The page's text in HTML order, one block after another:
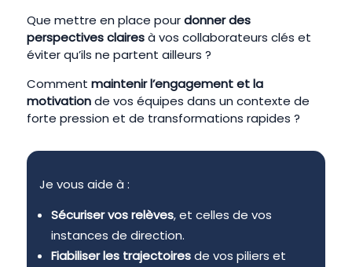
Que mettre en place pourdonner des
perspectives clairesà vos collaborateurs clés et
éviter qu’ils ne partent ailleurs ?
Comment maintenir l’engagement et la
motivationde vos équipes dans un contexte de
forte pression et de transformations rapides ?
Je vous aide à :
Sécuriser vos relèves, et celles de vos
instances de direction.
Fiabiliser les trajectoiresde vos piliers et